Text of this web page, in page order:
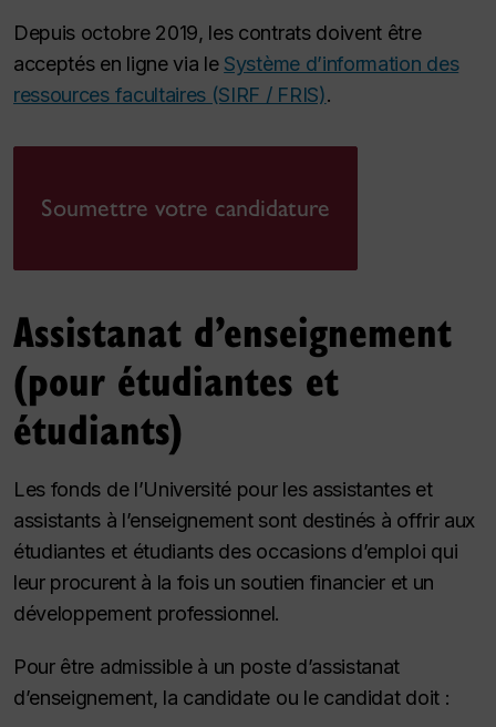
Depuis octobre 2019, les contrats doivent être
acceptés en ligne via le Système d’information des
ressources facultaires (SIRF / FRIS).
Soumettre votre candidature
Assistanat d’enseignement
(pour étudiantes et
étudiants)
Les fonds de l’Université pour les assistantes et
assistants à l’enseignement sont destinés à offrir aux
étudiantes et étudiants des occasions d’emploi qui
leur procurent à la fois un soutien financier et un
développement professionnel.
Pour être admissible à un poste d’assistanat
d’enseignement, la candidate ou le candidat doit :